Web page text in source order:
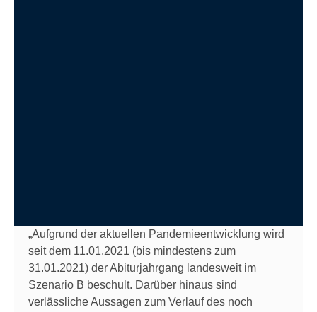
„Aufgrund der aktuellen Pandemieentwicklung wird
seit dem 11.01.2021 (bis mindestens zum
31.01.2021) der Abiturjahrgang landesweit im
Szenario B beschult. Darüber hinaus sind
verlässliche Aussagen zum Verlauf des noch